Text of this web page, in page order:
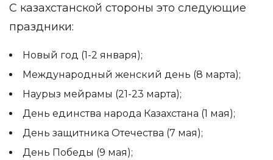
С казахстанской стороны это следующие
праздники:
Новый год (1-2 января);
Международный женский день (8 марта);
Наурыз мейрамы (21-23 марта);
День единства народа Казахстана (1 мая);
День защитника Отечества (7 мая);
День Победы (9 мая);